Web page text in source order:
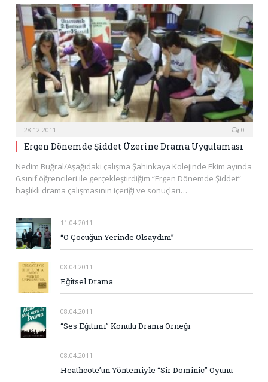
28.12.2011 0
Ergen Dönemde Şiddet Üzerine Drama Uygulaması
Nedim Buğral/Aşağıdaki çalışma Şahinkaya Kolejinde Ekim ayında
6.sınıf öğrencileri ile gerçekleştirdiğim “Ergen Dönemde Şiddet”
başlıklı drama çalışmasının içeriği ve sonuçları…
11.04.2011
“O Çocuğun Yerinde Olsaydım”
08.04.2011
Eğitsel Drama
08.04.2011
“Ses Eğitimi” Konulu Drama Örneği
08.04.2011
Heathcote’un Yöntemiyle “Sir Dominic” Oyunu